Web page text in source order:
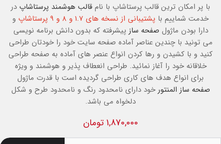
با پر امکان ترین قالب پرستاشاپ با نام قالب هوشمند پرستاشاپ در
خدمت شماییم با پشتیبانی از نسخه های 1.7 و 8 و 9 پرستاشاپ
و
دارا بودن ماژول صفحه ساز پیشرفته که بدون دانش برنامه نویسی
می تونید با چندین عناصر آماده صفحه سایت خود را خودتان طراحی
کنید و با کشیدن و رها کردن انواع عنصر های آماده به صفحه طراحی
خلاقانه خود را آغاز نمائید. طراحی انعطاف پذیر و هوشمند و ویژه
برای انواع هدف های کاری طراحی گردیده است با قدرت ماژول
صفحه ساز المنتور خود دارای نامحدود رنگ و نامحدود طرح و شکل
دلخواه می باشد.
1,870,000 تومان